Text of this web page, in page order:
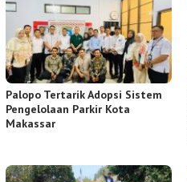
Palopo Tertarik Adopsi Sistem
Pengelolaan Parkir Kota
Makassar